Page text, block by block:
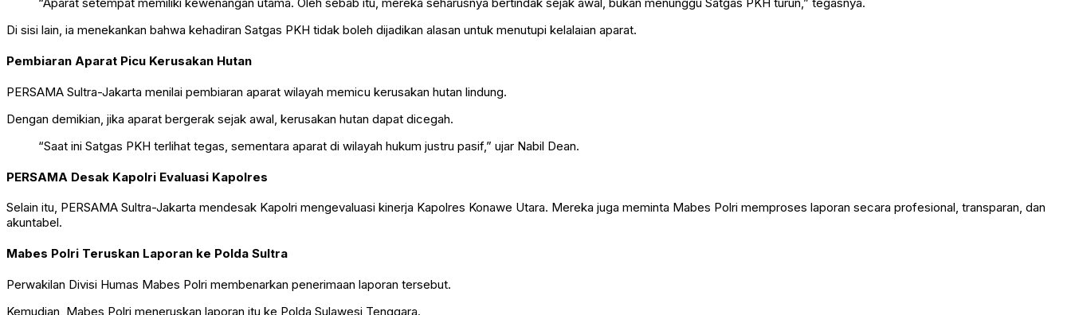
Di sisi lain, ia menekankan bahwa kehadiran Satgas PKH tidak boleh dijadikan alasan untuk menutupi kelalaian aparat.
Pembiaran Aparat Picu Kerusakan Hutan
PERSAMA Sultra-Jakarta menilai pembiaran aparat wilayah memicu kerusakan hutan lindung.
Dengan demikian, jika aparat bergerak sejak awal, kerusakan hutan dapat dicegah.
“Saat ini Satgas PKH terlihat tegas, sementara aparat di wilayah hukum justru pasif,” ujar Nabil Dean.
PERSAMA Desak Kapolri Evaluasi Kapolres
Selain itu, PERSAMA Sultra-Jakarta mendesak Kapolri mengevaluasi kinerja Kapolres Konawe Utara. Mereka juga meminta Mabes Polri memproses laporan secara profesional, transparan, dan
akuntabel.
Mabes Polri Teruskan Laporan ke Polda Sultra
Perwakilan Divisi Humas Mabes Polri membenarkan penerimaan laporan tersebut.
Kemudian, Mabes Polri meneruskan laporan itu ke Polda Sulawesi Tenggara.